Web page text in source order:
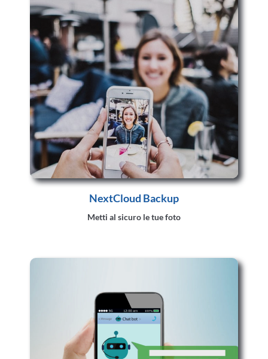
NextCloud Backup
Metti al sicuro le tue foto